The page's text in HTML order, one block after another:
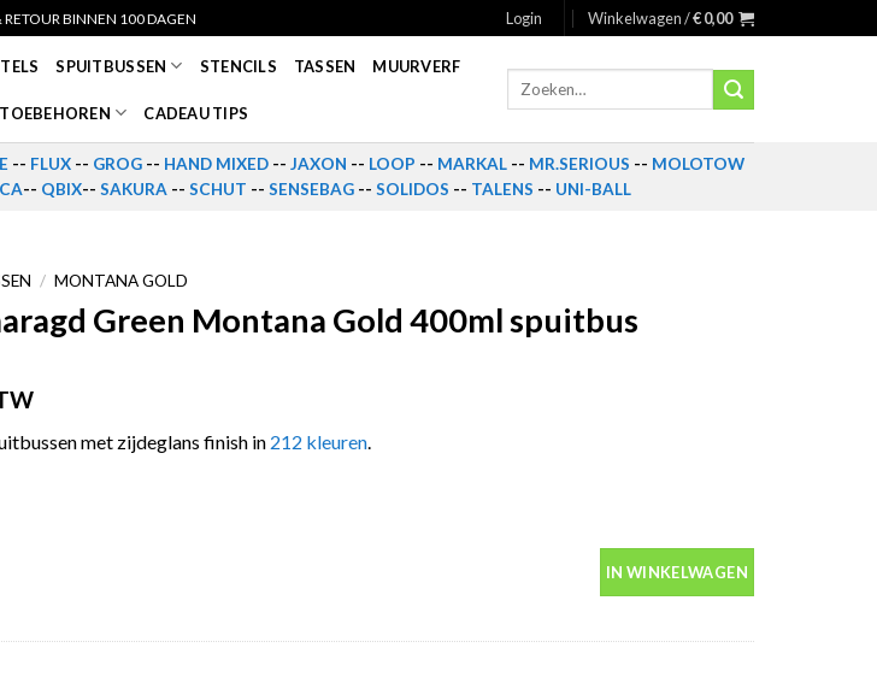
RETOUR BINNEN 100 DAGEN Login Winkelwagen /€0,00
SPUITBUSSEN STENCILS TASSEN MUURVERF
TOEBEHOREN CADEAU TIPS
Zoeken
-- FLUX -- GROG -- HAND MIXED -- JAXON -- LOOP -- MARKAL -- MR.SERIOUS -- MOLOTOW
-- QBIX-- SAKURA -- SCHUT -- SENSEBAG -- SOLIDOS -- TALENS -- UNI-BALL
/ MONTANA GOLD
Green Montana Gold 400ml spuitbus
met zijdeglans finish in 212 kleuren
IN WINKELWAGEN